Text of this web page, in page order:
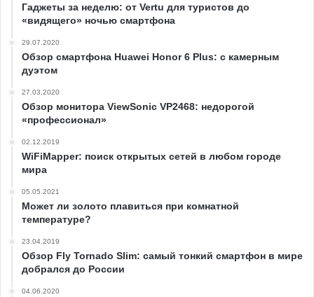
Гаджеты за неделю: от Vertu для туристов до
«видящего» ночью смартфона
29.07.2020
Обзор смартфона Huawei Honor 6 Plus: с камерным
дуэтом
27.03.2020
Обзор монитора ViewSonic VP2468: недорогой
«профессионал»
02.12.2019
WiFiMapper: поиск открытых сетей в любом городе
мира
05.05.2021
Может ли золото плавиться при комнатной
температуре?
23.04.2019
Обзор Fly Tornado Slim: самый тонкий смартфон в мире
добрался до России
04.06.2020